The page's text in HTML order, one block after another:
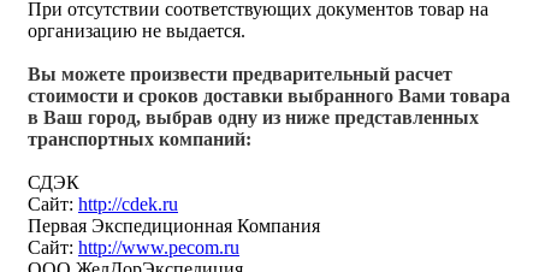
При отсутствии соответствующих документов товар на
организацию не выдается.
Вы можете произвести предварительный расчет
стоимости и сроков доставки выбранного Вами товара
в Ваш город, выбрав одну из ниже представленных
транспортных компаний:
СДЭК
Сайт: http://cdek.ru
Первая Экспедиционная Компания
Сайт: http://www.pecom.ru